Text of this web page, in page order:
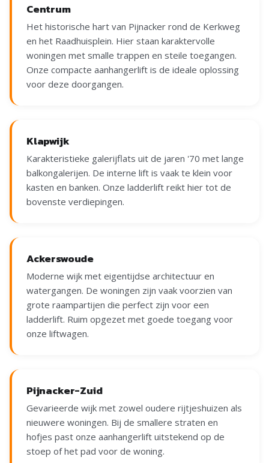
Centrum
Het historische hart van Pijnacker rond de Kerkweg
en het Raadhuisplein. Hier staan karaktervolle
woningen met smalle trappen en steile toegangen.
Onze compacte aanhangerlift is de ideale oplossing
voor deze doorgangen.
Klapwijk
Karakteristieke galerijflats uit de jaren '70 met lange
balkongalerijen. De interne lift is vaak te klein voor
kasten en banken. Onze ladderlift reikt hier tot de
bovenste verdiepingen.
Ackerswoude
Moderne wijk met eigentijdse architectuur en
watergangen. De woningen zijn vaak voorzien van
grote raampartijen die perfect zijn voor een
ladderlift. Ruim opgezet met goede toegang voor
onze liftwagen.
Pijnacker-Zuid
Gevarieerde wijk met zowel oudere rijtjeshuizen als
nieuwere woningen. Bij de smallere straten en
hofjes past onze aanhangerlift uitstekend op de
stoep of het pad voor de woning.